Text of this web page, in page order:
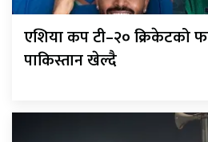
एशिया कप टी–२० क्रिकेटको
पाकिस्तान खेल्दै